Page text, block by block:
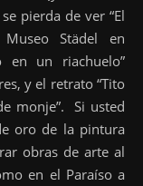
pierda de ver “El
Städel en
en un riachuelo”
y el retrato “Tito
monje”. Si usted
oro de la pintura
obras de arte al
en el Paraíso a